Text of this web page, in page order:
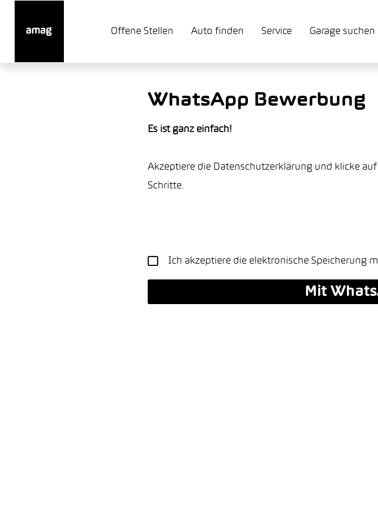
Offene Stellen Auto finden Service Garage suchen
WhatsApp Bewerbung
Es ist ganz einfach!
Akzeptiere die Datenschutzerklärung und klicke
Schritte.
Ich akzeptiere die elektronische Speicherung
Mit